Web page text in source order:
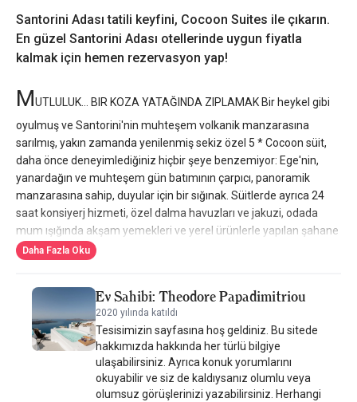
Santorini Adası tatili keyfini, Cocoon Suites ile çıkarın.
En güzel Santorini Adası otellerinde uygun fiyatla
kalmak için hemen rezervasyon yap!
MUTLULUK... BIR KOZA YATAĞINDA ZIPLAMAK Bir heykel gibi
oyulmuş ve Santorini'nin muhteşem volkanik manzarasına
sarılmış, yakın zamanda yenilenmiş sekiz özel 5 * Cocoon süit,
daha önce deneyimlediğiniz hiçbir şeye benzemiyor: Ege'nin,
yanardağın ve muhteşem gün batımının çarpıcı, panoramik
manzarasına sahip, duyular için bir sığınak. Süitlerde ayrıca 24
saat konsiyerj hizmeti, özel dalma havuzları ve jakuzi, odada
mum ışığında akşam yemekleri ve yerel ürünlerle yapılan şahane
organik yemekler sunulmaktadır. İhtiyacınız olan şey nefes kesici
Daha Fazla Oku
Ev Sahibi: Theodore Papadimitriou
2020 yılında katıldı
Tesisimizin sayfasına hoş geldiniz. Bu sitede
hakkımızda hakkında her türlü bilgiye
ulaşabilirsiniz. Ayrıca konuk yorumlarını
okuyabilir ve siz de kaldıysanız olumlu veya
olumsuz görüşlerinizi yazabilirsiniz. Herhangi